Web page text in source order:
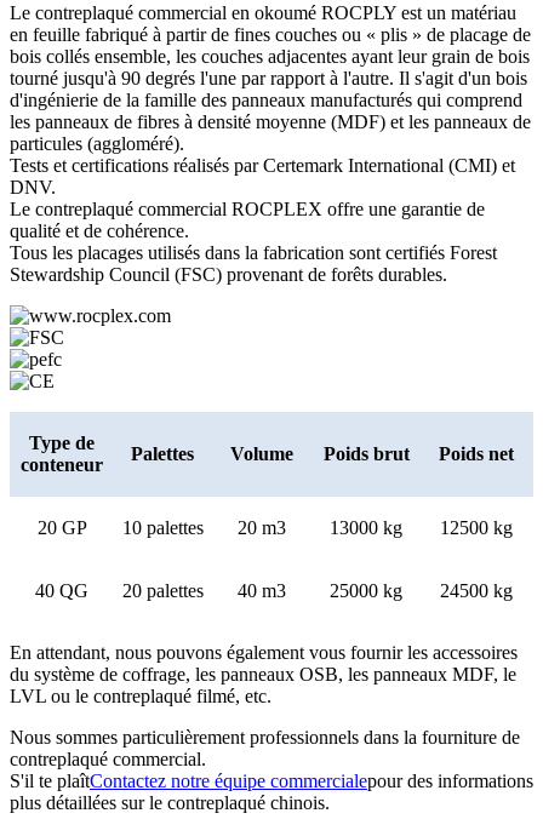
Le contreplaqué commercial en okoumé ROCPLY est un matériau
en feuille fabriqué à partir de fines couches ou « plis » de placage de
bois collés ensemble, les couches adjacentes ayant leur grain de bois
tourné jusqu'à 90 degrés l'une par rapport à l'autre. Il s'agit d'un bois
d'ingénierie de la famille des panneaux manufacturés qui comprend
les panneaux de fibres à densité moyenne (MDF) et les panneaux de
particules (aggloméré).
Tests et certifications réalisés par Certemark International (CMI) et
DNV.
Le contreplaqué commercial ROCPLEX offre une garantie de
qualité et de cohérence.
Tous les placages utilisés dans la fabrication sont certifiés Forest
Stewardship Council (FSC) provenant de forêts durables.
Type de
conteneur
Palettes Volume Poids brut Poids net
20 GP 10 palettes 20 m3 13000 kg 12500 kg
40 QG 20 palettes 40 m3 25000 kg 24500 kg
En attendant, nous pouvons également vous fournir les accessoires
du système de coffrage, les panneaux OSB, les panneaux MDF, le
LVL ou le contreplaqué filmé, etc.
Nous sommes particulièrement professionnels dans la fourniture de
contreplaqué commercial.
S'il te plaîtContactez notre équipe commercialepour des informations
plus détaillées sur le contreplaqué chinois.